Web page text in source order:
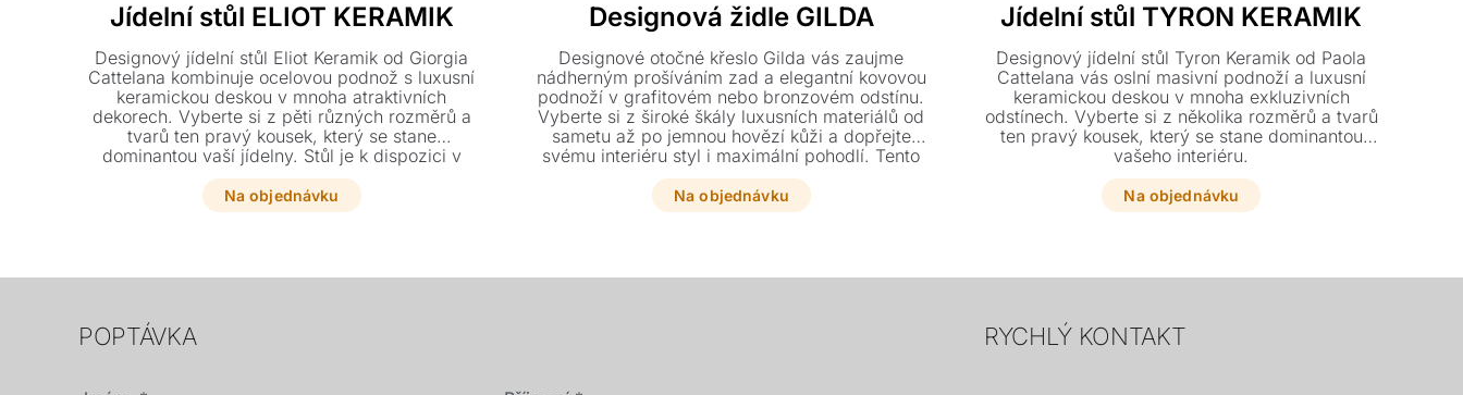
Jídelní stůl ELIOT KERAMIK
Designový jídelní stůl Eliot Keramik od Giorgia
Cattelana kombinuje ocelovou podnož s luxusní
keramickou deskou v mnoha atraktivních
dekorech. Vyberte si z pěti různých rozměrů a
tvarů ten pravý kousek, který se stane
dominantou vaší jídelny. Stůl je k dispozici v
několika barevných provedeních nohou a v
nabídce naleznete také praktickou rozkládací
verzi.
Na objednávku
Designová židle GILDA
Designové otočné křeslo Gilda vás zaujme
nádherným prošíváním zad a elegantní kovovou
podnoží v grafitovém nebo bronzovém odstínu.
Vyberte si z široké škály luxusních materiálů od
sametu až po jemnou hovězí kůži a dopřejte
svému interiéru styl i maximální pohodlí. Tento
unikátní kousek o rozměrech 51 x 57 x 81 cm je
díky 360° rotaci praktickým i estetickým
doplňkem.
Na objednávku
Jídelní stůl TYRON KERAMIK
Designový jídelní stůl Tyron Keramik od Paola
Cattelana vás oslní masivní podnoží a luxusní
keramickou deskou v mnoha exkluzivních
odstínech. Vyberte si z několika rozměrů a tvarů
ten pravý kousek, který se stane dominantou
vašeho interiéru.
Na objednávku
POPTÁVKA RYCHLÝ KONTAKT